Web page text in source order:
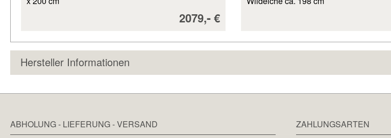
Verkaufspreis:
2079,-€
Hersteller Informationen
ABHOLUNG - LIEFERUNG - VERSAND ZAHLUNGSARTEN